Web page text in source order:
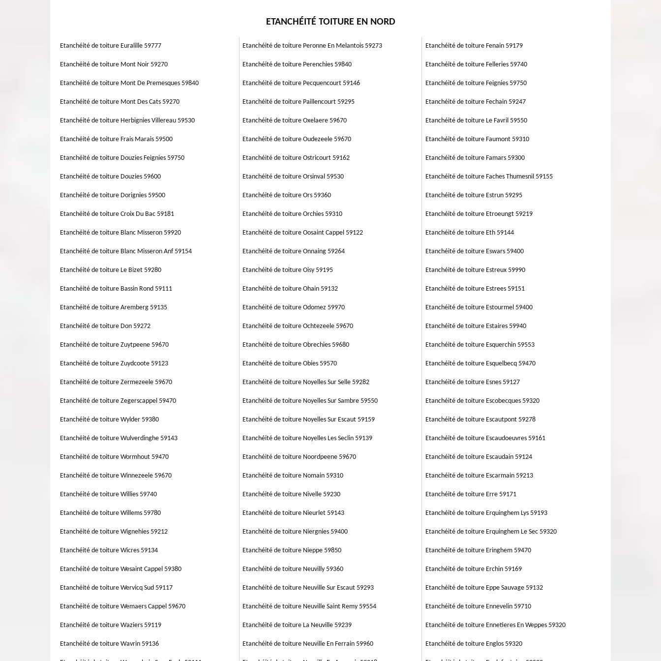
présente un peu d’investissement, mais cela en vaut la peine. Il est alors conseillé de faire réaliser les travaux d’étanchéité de toit
si elle abrite une autre pièce. L’étanchéité de toit assure aussi la qualité et la durabilité de votre habitation. Pour que le toit
s’infiltrer dans votre maison pour causer d’énormes dégâts dus par l’humidité. L’application d’une couche est alors fondamentale
ETANCHÉITÉ TOITURE EN NORD
Etanchéité de toiture Euralille 59777
Etanchéité de toiture Mont Noir 59270
Etanchéité de toiture Mont De Premesques 59840
Etanchéité de toiture Mont Des Cats 59270
Etanchéité de toiture Herbignies Villereau 59530
Etanchéité de toiture Frais Marais 59500
Etanchéité de toiture Douzies Feignies 59750
Etanchéité de toiture Douzies 59600
Etanchéité de toiture Dorignies 59500
Etanchéité de toiture Croix Du Bac 59181
Etanchéité de toiture Blanc Misseron 59920
Etanchéité de toiture Blanc Misseron Anf 59154
Etanchéité de toiture Le Bizet 59280
Etanchéité de toiture Bassin Rond 59111
Etanchéité de toiture Aremberg 59135
Etanchéité de toiture Don 59272
Etanchéité de toiture Zuytpeene 59670
Etanchéité de toiture Zuydcoote 59123
Etanchéité de toiture Zermezeele 59670
Etanchéité de toiture Zegerscappel 59470
Etanchéité de toiture Wylder 59380
Etanchéité de toiture Wulverdinghe 59143
Etanchéité de toiture Wormhout 59470
Etanchéité de toiture Winnezeele 59670
Etanchéité de toiture Willies 59740
Etanchéité de toiture Willems 59780
Etanchéité de toiture Wignehies 59212
Etanchéité de toiture Wicres 59134
Etanchéité de toiture Wesaint Cappel 59380
Etanchéité de toiture Wervicq Sud 59117
Etanchéité de toiture Wemaers Cappel 59670
Etanchéité de toiture Waziers 59119
Etanchéité de toiture Wavrin 59136
Etanchéité de toiture Peronne En Melantois 59273
Etanchéité de toiture Perenchies 59840
Etanchéité de toiture Pecquencourt 59146
Etanchéité de toiture Paillencourt 59295
Etanchéité de toiture Oxelaere 59670
Etanchéité de toiture Oudezeele 59670
Etanchéité de toiture Ostricourt 59162
Etanchéité de toiture Orsinval 59530
Etanchéité de toiture Ors 59360
Etanchéité de toiture Orchies 59310
Etanchéité de toiture Oosaint Cappel 59122
Etanchéité de toiture Onnaing 59264
Etanchéité de toiture Oisy 59195
Etanchéité de toiture Ohain 59132
Etanchéité de toiture Odomez 59970
Etanchéité de toiture Ochtezeele 59670
Etanchéité de toiture Obrechies 59680
Etanchéité de toiture Obies 59570
Etanchéité de toiture Noyelles Sur Selle 59282
Etanchéité de toiture Noyelles Sur Sambre 59550
Etanchéité de toiture Noyelles Sur Escaut 59159
Etanchéité de toiture Noyelles Les Seclin 59139
Etanchéité de toiture Noordpeene 59670
Etanchéité de toiture Nomain 59310
Etanchéité de toiture Nivelle 59230
Etanchéité de toiture Nieurlet 59143
Etanchéité de toiture Niergnies 59400
Etanchéité de toiture Nieppe 59850
Etanchéité de toiture Neuvilly 59360
Etanchéité de toiture Neuville Sur Escaut 59293
Etanchéité de toiture Neuville Saint Remy 59554
Etanchéité de toiture La Neuville 59239
Etanchéité de toiture Neuville En Ferrain 59960
Etanchéité de toiture Fenain 59179
Etanchéité de toiture Felleries 59740
Etanchéité de toiture Feignies 59750
Etanchéité de toiture Fechain 59247
Etanchéité de toiture Le Favril 59550
Etanchéité de toiture Faumont 59310
Etanchéité de toiture Famars 59300
Etanchéité de toiture Faches Thumesnil 59155
Etanchéité de toiture Estrun 59295
Etanchéité de toiture Etroeungt 59219
Etanchéité de toiture Eth 59144
Etanchéité de toiture Eswars 59400
Etanchéité de toiture Estreux 59990
Etanchéité de toiture Estrees 59151
Etanchéité de toiture Estourmel 59400
Etanchéité de toiture Estaires 59940
Etanchéité de toiture Esquerchin 59553
Etanchéité de toiture Esquelbecq 59470
Etanchéité de toiture Esnes 59127
Etanchéité de toiture Escobecques 59320
Etanchéité de toiture Escautpont 59278
Etanchéité de toiture Escaudoeuvres 59161
Etanchéité de toiture Escaudain 59124
Etanchéité de toiture Escarmain 59213
Etanchéité de toiture Erre 59171
Etanchéité de toiture Erquinghem Lys 59193
Etanchéité de toiture Erquinghem Le Sec 59320
Etanchéité de toiture Eringhem 59470
Etanchéité de toiture Erchin 59169
Etanchéité de toiture Eppe Sauvage 59132
Etanchéité de toiture Ennevelin 59710
Etanchéité de toiture Ennetieres En Weppes 59320
Etanchéité de toiture Englos 59320